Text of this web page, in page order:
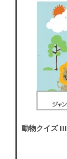
動物クイズ III